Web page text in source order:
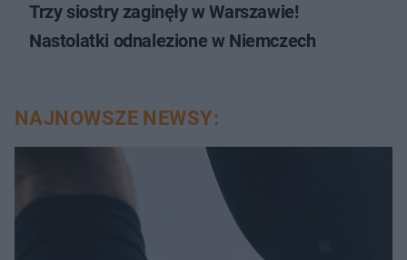
Trzy siostry zaginęły w Warszawie!
Nastolatki odnalezione w Niemczech
NAJNOWSZE NEWSY: